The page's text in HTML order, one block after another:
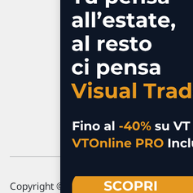
Chi
Commenti e
Copyright © 1996-2026 Traderlink Italia